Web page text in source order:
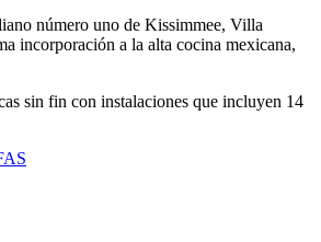
número uno de Kissimmee, Villa
incorporación a la alta cocina mexicana,
sin fin con instalaciones que incluyen 14